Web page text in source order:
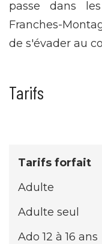
passe dans
Franches-
de s'évader au
Tarifs
Tarifs forfait
Adulte
Adulte seul
Ado 12 à 16 ans